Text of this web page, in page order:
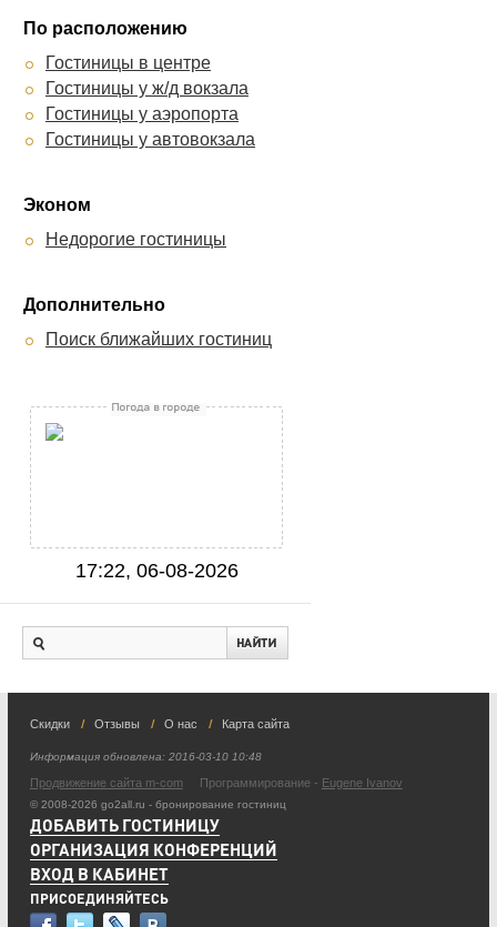
По расположению
Гостиницы в центре
Гостиницы у ж/д вокзала
Гостиницы у аэропорта
Гостиницы у автовокзала
Эконом
Недорогие гостиницы
Дополнительно
Поиск ближайших гостиниц
17:22, 06-08-2026
Скидки Отзывы О нас Карта сайта
Информация обновлена: 2016-03-10 10:48
Продвижение сайта m-com Программирование - Eugene Ivanov
© 2008-2026 go2all.ru - бронирование гостиниц
ДОБАВИТЬ ГОСТИНИЦУ
ОРГАНИЗАЦИЯ КОНФЕРЕНЦИЙ
ВХОД В КАБИНЕТ
ПРИСОЕДИНЯЙТЕСЬ